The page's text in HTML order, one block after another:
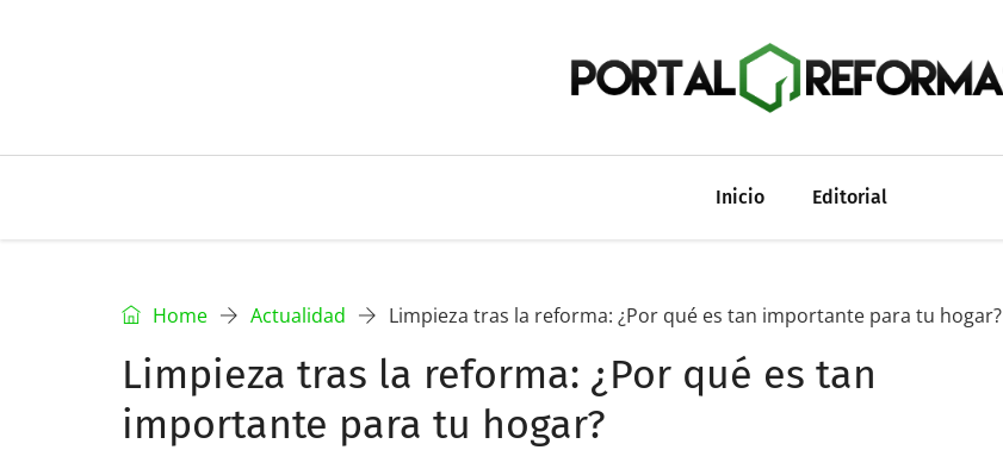
Inicio Editorial
Home Actualidad Limpieza tras la reforma: ¿Por qué es tan importante para tu hogar?
Limpieza tras la reforma: ¿Por qué es tan
importante para tu hogar?